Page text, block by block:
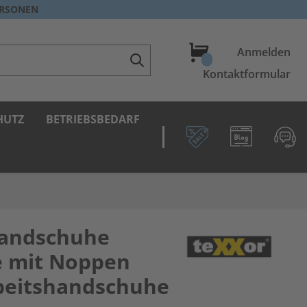
WarenkorbAnmelden
Kontaktformular
BETRIEBSBEDARF
mit Noppen